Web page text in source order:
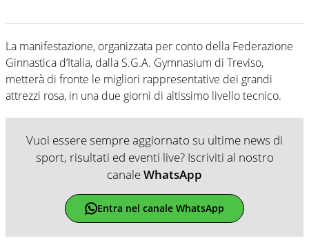
La manifestazione, organizzata per conto della Federazione
Ginnastica d’Italia, dalla S.G.A. Gymnasium di Treviso,
metterà di fronte le migliori rappresentative dei grandi
attrezzi rosa, in una due giorni di altissimo livello tecnico.
Vuoi essere sempre aggiornato su ultime news di
sport, risultati ed eventi live? Iscriviti al nostro
canaleWhatsApp
Entra nel canale WhatsApp